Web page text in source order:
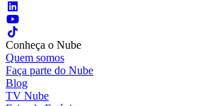
Conheça o Nube
Quem somos
Faça parte do Nube
Blog
TV Nube